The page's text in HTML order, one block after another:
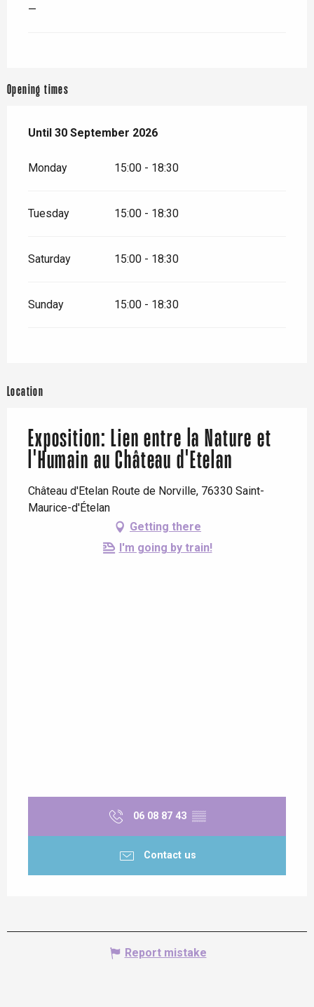
—
Opening times
From12 July 2026until30 September 2026
Until 30 September 2026
Monday 15:00 - 18:30
Tuesday 15:00 - 18:30
Saturday 15:00 - 18:30
Sunday 15:00 - 18:30
Location
Exposition: Lien entre la Nature et
l'Humain au Château d'Etelan
Château d'Etelan Route de Norville, 76330 Saint-
Maurice-d'Ételan
Getting there
I'm going by train!
06 08 87 43 ▒▒
Contact us
Report mistake